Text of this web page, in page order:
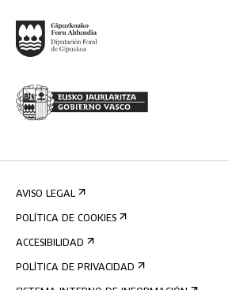
AVISO LEGAL
POLÍTICA DE COOKIES
ACCESIBILIDAD
POLÍTICA DE PRIVACIDAD